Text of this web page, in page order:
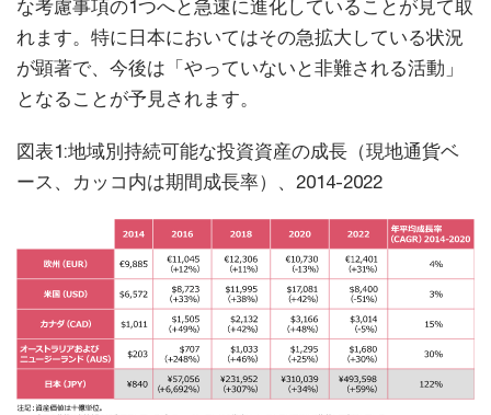
な考慮事項の1つへと急速に進化していることが見て取
れます。特に日本においてはその急拡大している状況
が顕著で、今後は「やっていないと非難される活動」
となることが予見されます。
図表1:地域別持続可能な投資資産の成長（現地通貨ベ
ース、カッコ内は期間成長率）、2014-2022